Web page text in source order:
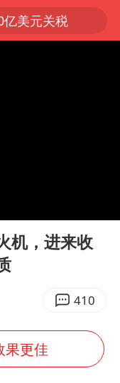
亿美元关税
美军补货难
武装举行会谈
凡蒂诺
机，进来收
410
果更佳